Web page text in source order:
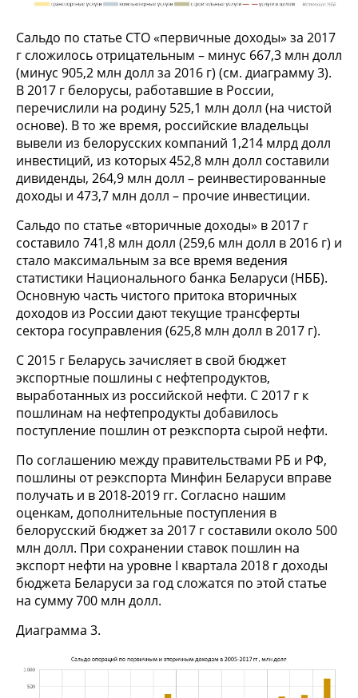
Сальдо по статье СТО «первичные доходы» за 2017
г сложилось отрицательным – минус 667,3 млн долл
(минус 905,2 млн долл за 2016 г) (см. диаграмму 3).
В 2017 г белорусы, работавшие в России,
перечислили на родину 525,1 млн долл (на чистой
основе). В то же время, российские владельцы
вывели из белорусских компаний 1,214 млрд долл
инвестиций, из которых 452,8 млн долл составили
дивиденды, 264,9 млн долл – реинвестированные
доходы и 473,7 млн долл – прочие инвестиции.
Сальдо по статье «вторичные доходы» в 2017 г
составило 741,8 млн долл (259,6 млн долл в 2016 г) и
стало максимальным за все время ведения
статистики Национального банка Беларуси (НББ).
Основную часть чистого притока вторичных
доходов из России дают текущие трансферты
сектора госуправления (625,8 млн долл в 2017 г).
С 2015 г Беларусь зачисляет в свой бюджет
экспортные пошлины с нефтепродуктов,
выработанных из российской нефти. С 2017 г к
пошлинам на нефтепродукты добавилось
поступление пошлин от реэкспорта сырой нефти.
По соглашению между правительствами РБ и РФ,
пошлины от реэкспорта Минфин Беларуси вправе
получать и в 2018-2019 гг. Согласно нашим
оценкам, дополнительные поступления в
белорусский бюджет за 2017 г составили около 500
млн долл. При сохранении ставок пошлин на
экспорт нефти на уровне I квартала 2018 г доходы
бюджета Беларуси за год сложатся по этой статье
на сумму 700 млн долл.
Диаграмма 3.